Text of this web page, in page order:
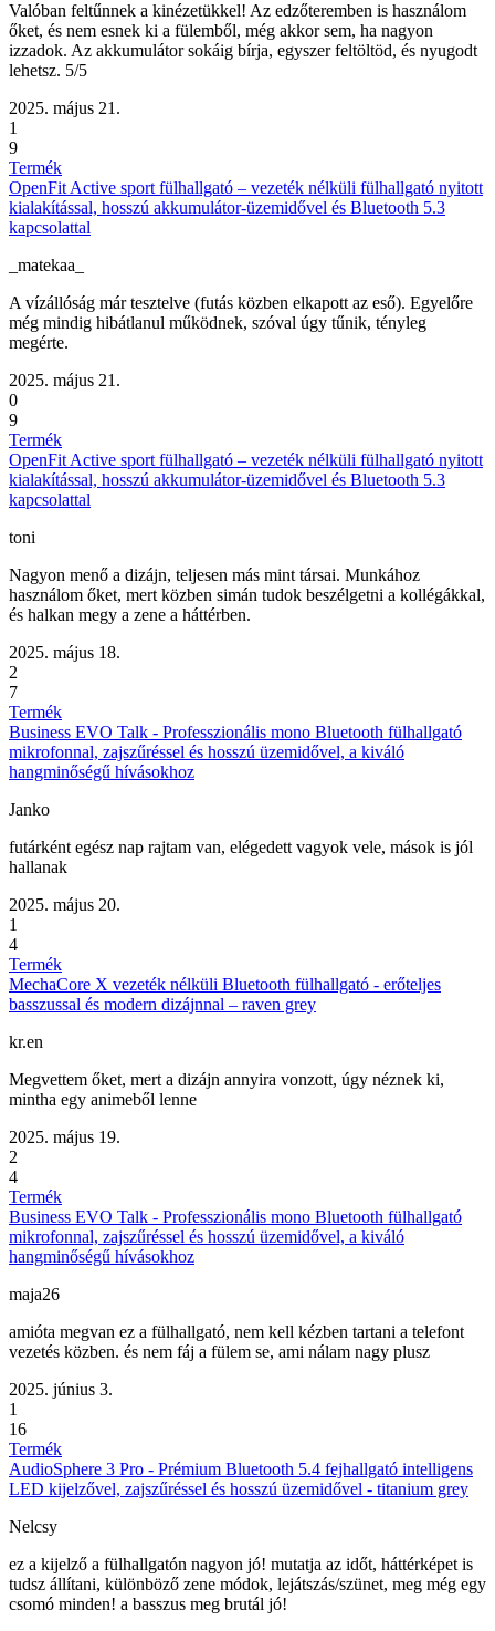
Valóban feltűnnek a kinézetükkel! Az edzőteremben is használom
őket, és nem esnek ki a fülemből, még akkor sem, ha nagyon
izzadok. Az akkumulátor sokáig bírja, egyszer feltöltöd, és nyugodt
lehetsz. 5/5
2025. május 21.
1
9
Termék
OpenFit Active sport fülhallgató – vezeték nélküli fülhallgató nyitott
kialakítással, hosszú akkumulátor-üzemidővel és Bluetooth 5.3
kapcsolattal
_matekaa_
A vízállóság már tesztelve (futás közben elkapott az eső). Egyelőre
még mindig hibátlanul működnek, szóval úgy tűnik, tényleg
megérte.
2025. május 21.
0
9
Termék
OpenFit Active sport fülhallgató – vezeték nélküli fülhallgató nyitott
kialakítással, hosszú akkumulátor-üzemidővel és Bluetooth 5.3
kapcsolattal
toni
Nagyon menő a dizájn, teljesen más mint társai. Munkához
használom őket, mert közben simán tudok beszélgetni a kollégákkal,
és halkan megy a zene a háttérben.
2025. május 18.
2
7
Termék
Business EVO Talk - Professzionális mono Bluetooth fülhallgató
mikrofonnal, zajszűréssel és hosszú üzemidővel, a kiváló
hangminőségű hívásokhoz
Janko
futárként egész nap rajtam van, elégedett vagyok vele, mások is jól
hallanak
2025. május 20.
1
4
Termék
MechaCore X vezeték nélküli Bluetooth fülhallgató - erőteljes
basszussal és modern dizájnnal – raven grey
kr.en
Megvettem őket, mert a dizájn annyira vonzott, úgy néznek ki,
mintha egy animeből lenne
2025. május 19.
2
4
Termék
Business EVO Talk - Professzionális mono Bluetooth fülhallgató
mikrofonnal, zajszűréssel és hosszú üzemidővel, a kiváló
hangminőségű hívásokhoz
maja26
amióta megvan ez a fülhallgató, nem kell kézben tartani a telefont
vezetés közben. és nem fáj a fülem se, ami nálam nagy plusz
2025. június 3.
1
16
Termék
AudioSphere 3 Pro - Prémium Bluetooth 5.4 fejhallgató intelligens
LED kijelzővel, zajszűréssel és hosszú üzemidővel - titanium grey
Nelcsy
ez a kijelző a fülhallgatón nagyon jó! mutatja az időt, háttérképet is
tudsz állítani, különböző zene módok, lejátszás/szünet, meg még egy
csomó minden! a basszus meg brutál jó!